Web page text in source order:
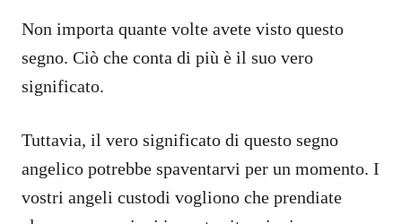
Non importa quante volte avete visto questo
segno. Ciò che conta di più è il suo vero
significato.
Tuttavia, il vero significato di questo segno
angelico potrebbe spaventarvi per un momento. I
vostri angeli custodi vogliono che prendiate